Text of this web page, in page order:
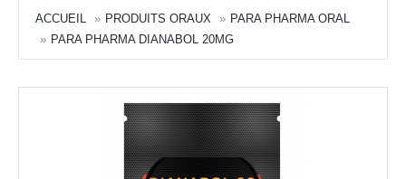
ACCUEIL PRODUITS ORAUX
PARA PHARMA ORAL
PARA PHARMA DIANABOL 20MG